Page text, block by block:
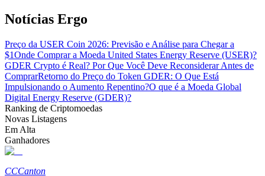
Estratégias de negociação
Aprenda como se manter lucrativo
Notícias Ergo
Preço da USER Coin 2026: Previsão e Análise para Chegar a
$1Onde Comprar a Moeda United States Energy Reserve (USER)?
GDER Crypto é Real? Por Que Você Deve Reconsiderar Antes de
ComprarRetorno do Preço do Token GDER: O Que Está
Impulsionando o Aumento Repentino?O que é a Moeda Global
Digital Energy Reserve (GDER)?
Ranking de Criptomoedas
Novas Listagens
Em Alta
Ganhadores
CCCanton